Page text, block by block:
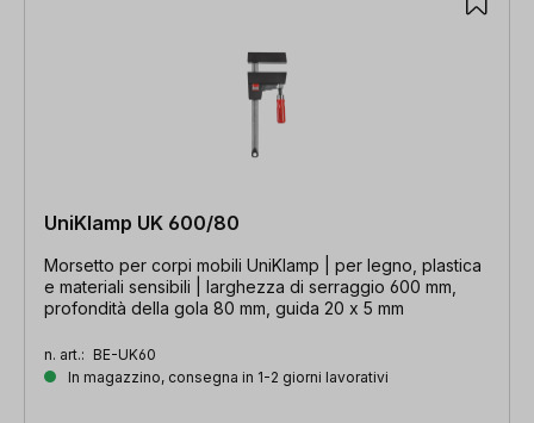
UniKlamp UK 600/80
Morsetto per corpi mobili UniKlamp | per legno, plastica
e materiali sensibili | larghezza di serraggio 600 mm,
profondità della gola 80 mm, guida 20 x 5 mm
n. art.: BE-UK60
In magazzino, consegna in 1-2 giorni lavorativi